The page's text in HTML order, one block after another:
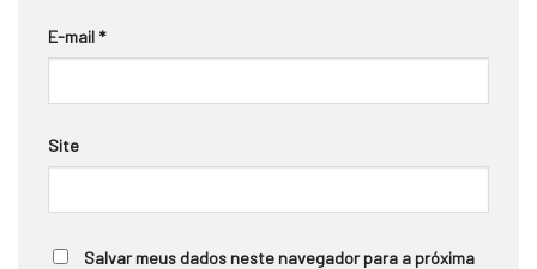
E-mail *
Site
Salvar meus dados neste navegador para a próxima